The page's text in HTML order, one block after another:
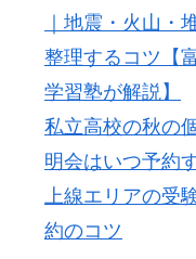
｜地震・火山・
整理するコツ【
学習塾が解説】
私立高校の秋の
明会はいつ予約
上線エリアの受
約のコツ